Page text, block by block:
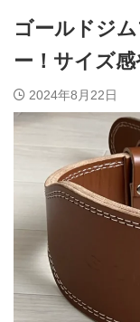
ゴールドジ
ー！サイズ
2024年8月22日